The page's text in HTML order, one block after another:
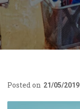
Posted on 21/05/2019